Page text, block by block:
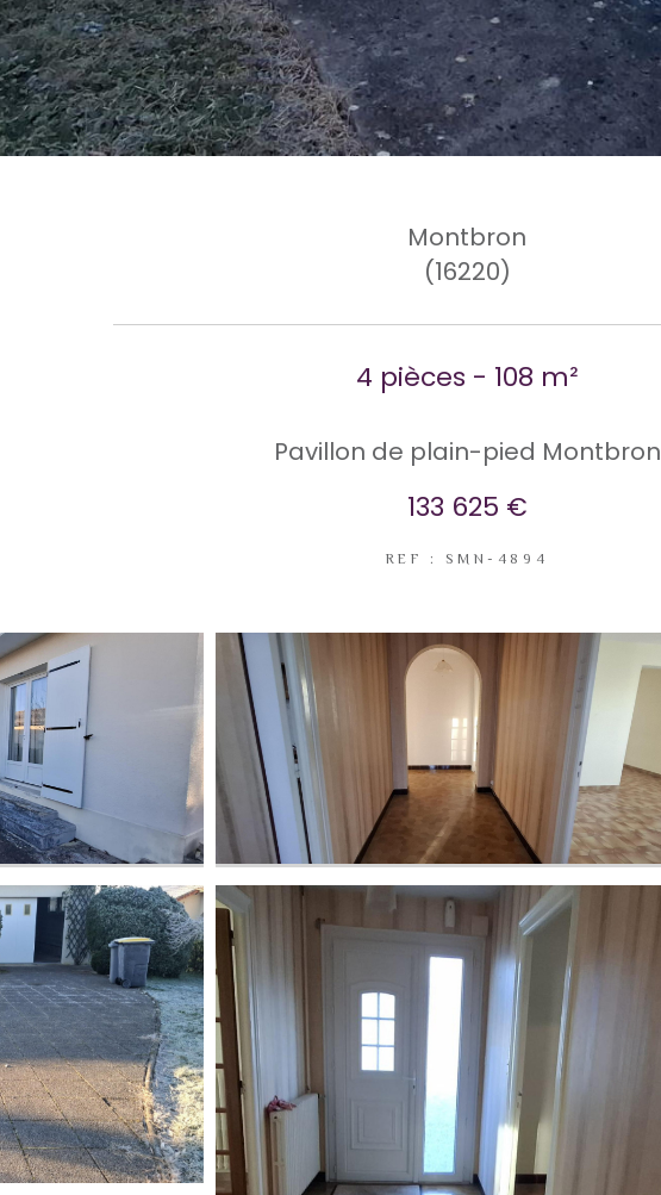
Montbron
(16220)
4 pièces - 108 m²
Pavillon de plain-pied Montbron
133 625 €
REF : SMN-4894